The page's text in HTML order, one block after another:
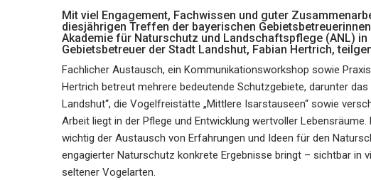
Mit viel Engagement, Fachwissen und guter
diesjährigen Treffen der bayerischen
Akademie für Naturschutz und Landschaftspflege (ANL)
Gebietsbetreuer der Stadt Landshut, Fabian Hertrich,
Fachlicher Austausch, ein Kommunikationsworkshop sowie
Hertrich betreut mehrere bedeutende Schutzgebiete, darunter
Landshut“, die Vogelfreistätte „Mittlere Isarstauseen“ sowie
Arbeit liegt in der Pflege und Entwicklung wertvoller
wichtig der Austausch von Erfahrungen und Ideen für den
engagierter Naturschutz konkrete Ergebnisse bringt – sichtbar in
seltener Vogelarten.